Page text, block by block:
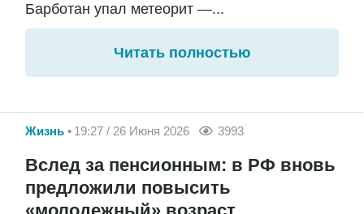
Барботан упал метеорит —...
Читать полностью
Жизнь 19:27 / 26 Июня 2026 3993
Вслед за пенсионным: в РФ вновь
предложили повысить